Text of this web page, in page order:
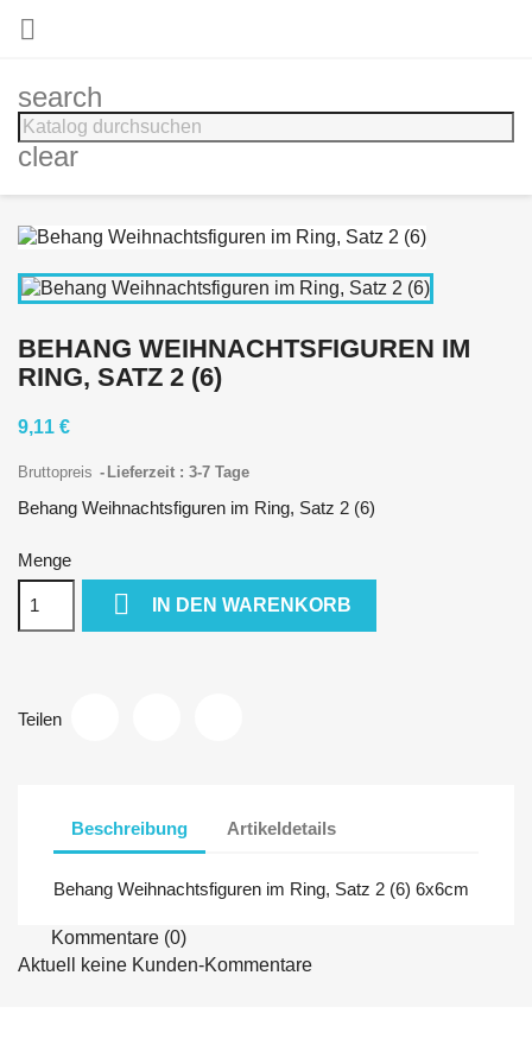

search
clear
BEHANG WEIHNACHTSFIGUREN IM
RING, SATZ 2 (6)
9,11 €
Bruttopreis Lieferzeit : 3-7 Tage
Behang Weihnachtsfiguren im Ring, Satz 2 (6)
Menge
 IN DEN WARENKORB
Teilen
Beschreibung Artikeldetails
Behang Weihnachtsfiguren im Ring, Satz 2 (6) 6x6cm
Kommentare (0)
Aktuell keine Kunden-Kommentare